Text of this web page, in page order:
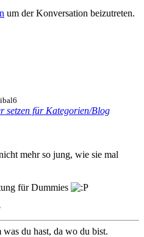
um der Konversation beizutreten.
setzen für Kategorien/Blog
mehr so jung, wie sie mal
für Dummies
du hast, da wo du bist.